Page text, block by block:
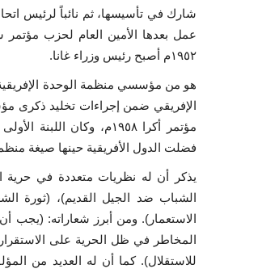
شارك في تأسيسها، ثم نائباً لرئيس
عمل بعدها الأمين العام لحزب
١٩٥٢م أصبح رئيس وزراء غانا.
الإفريقي ضمن إجراءات تخليد ذكرى
فضلت الدول الأفريقية حينها صيغة
يذكر أن له نظريات متعددة في حرية
الشباب ضد الجيل القديم)، (ثورة
الاستعمار). ومن أبرز شعاراته:
المخاطر في ظل الحرية على
للاستقلال). كما أن له العديد من